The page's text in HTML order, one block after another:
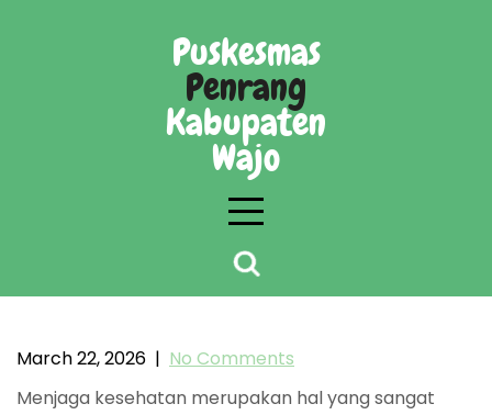
Puskesmas
Penrang
Kabupaten
Wajo
untuk Warga Kecamatan Penrang
March 22, 2026 | No Comments
Menjaga kesehatan merupakan hal yang sangat